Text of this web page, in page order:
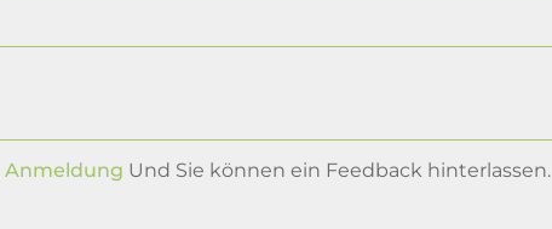
Anmeldung Und Sie können ein Feedback hinterlassen.